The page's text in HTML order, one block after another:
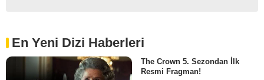
En Yeni Dizi Haberleri
The Crown 5. Sezondan İlk
Resmi Fragman!